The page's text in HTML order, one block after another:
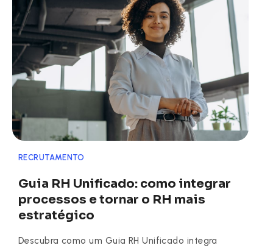
RECRUTAMENTO
Guia RH Unificado: como integrar
processos e tornar o RH mais
estratégico
Descubra como um Guia RH Unificado integra